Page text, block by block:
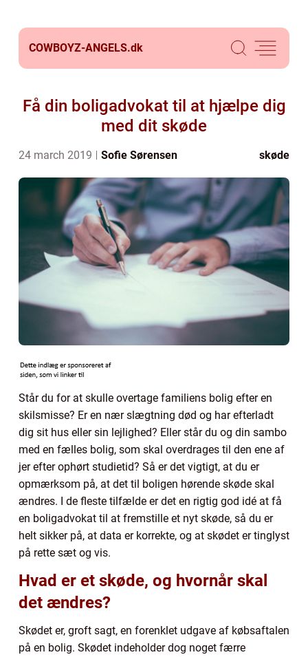
COWBOYZ-ANGELS.dk
Få din boligadvokat til at hjælpe dig
med dit skøde
24 march 2019 Sofie Sørensen skøde
Står du for at skulle overtage familiens bolig efter en
skilsmisse? Er en nær slægtning død og har efterladt
dig sit hus eller sin lejlighed? Eller står du og din sambo
med en fælles bolig, som skal overdrages til den ene af
jer efter ophørt studietid? Så er det vigtigt, at du er
opmærksom på, at det til boligen hørende skøde skal
ændres. I de fleste tilfælde er det en rigtig god idé at få
en boligadvokat til at fremstille et nyt skøde, så du er
helt sikker på, at data er korrekte, og at skødet er tinglyst
på rette sæt og vis.
Hvad er et skøde, og hvornår skal
det ændres?
Skødet er, groft sagt, en forenklet udgave af købsaftalen
på en bolig. Skødet indeholder dog noget færre